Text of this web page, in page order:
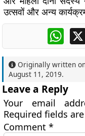
उत्सवों और अन्य
Originally written
August 11, 2019.
Leave a Reply
Your email
Required fields
Comment*